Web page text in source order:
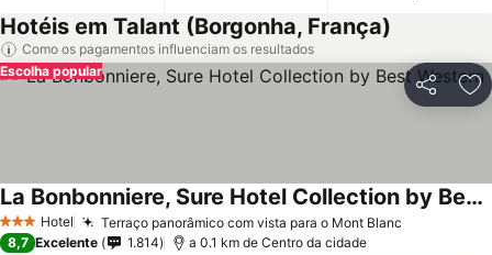
Hotéis em Talant (Borgonha, França)
Como os pagamentos influenciam os resultados
Partilhar
Escolha popular
3 EstrelasHotel Terraço panorâmico com vista para o Mont Blanc
La Bonbonniere, Sure Hotel Collection by Best Western
8,7 Excelente 1.814 a 0.1 km de Centro da cidade